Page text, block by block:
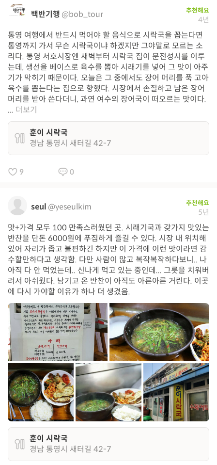
백반기행 @bob_tour 추천해요
4년
통영 여행에서 반드시 먹어야 할 음식으로 시락국을 꼽는다면
통영까지 가서 무슨 시락국이냐 하겠지만 그야말로 모르는 소
리다. 통영 서호시장엔 새벽부터 시락국 집이 문전성시를 이루
는데, 생선을 베이스로 육수를 뽑아 시래기를 넣어 그 맛이 아주
기가 막히기 때문이다. 오늘은 그 중에서도 장어 머리를 푹 고아
육수를 뽑는다는 집으로 향했다. 시장에서 손질하고 남은 장어
머리를 받아 쓴다더니, 과연 여수의 장어국이 떠오르는 맛이다.
... 더보기
훈이 시락국
경남 통영시 새터길 42-7
9 0
seul @yeseulkim 추천해요
5년
맛+가격 모두 100 만족스러웠던 곳. 시래기국과 갖가지 맛있는
반찬을 단돈 6000원에 푸짐하게 즐길 수 있다. 시장 내 위치해
있어 자리가 좁고 불편하긴 하지만 이 가격에 이런 맛이라면 감
수할만하다고 생각함. 다만 사람이 많고 복작복작하다보니.. 나
아직 다 안 먹었는데.. 신나게 먹고 있는 중인데... 그릇을 치워버
려서 아쉬웠다. 남기고 온 반찬이 아직도 아른아른 거린다. 이곳
에 다시 가야할 이유가 하나 더 생겼음.
훈이 시락국
경남 통영시 새터길 42-7